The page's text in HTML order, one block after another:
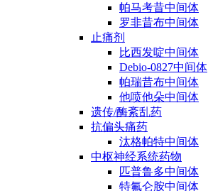
帕马考昔中间体
罗非昔布中间体
止痛剂
比西发啶中间体
Debio-0827中间体
帕瑞昔布中间体
他喷他朵中间体
遗传/酶紊乱药
抗偏头痛药
汰格帕特中间体
中枢神经系统药物
匹普鲁多中间体
特氟仑胺中间体